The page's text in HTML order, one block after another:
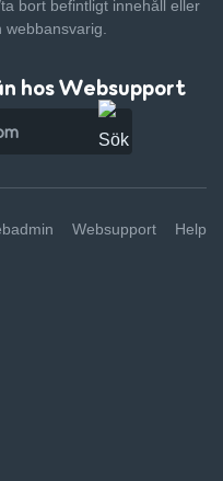
bort befintligt innehåll eller
hos Websupport
Websupport Help